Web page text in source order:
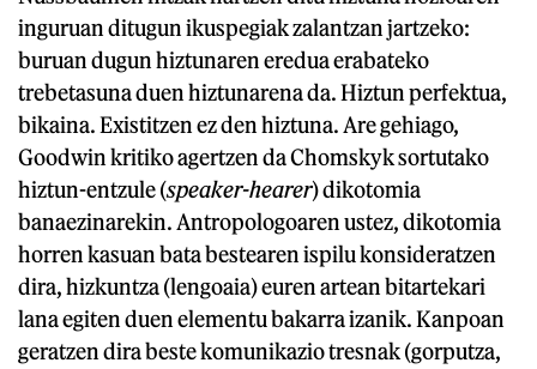
inguruan ditugun ikuspegiak zalantzan jartzeko:
buruan dugun hiztunaren eredua erabateko
trebetasuna duen hiztunarena da. Hiztun perfektua,
bikaina. Existitzen ez den hiztuna. Are gehiago,
Goodwin kritiko agertzen da Chomskyk sortutako
hiztun-entzule (speaker-hearer) dikotomia
banaezinarekin. Antropologoaren ustez, dikotomia
horren kasuan bata bestearen ispilu konsideratzen
dira, hizkuntza (lengoaia) euren artean bitartekari
lana egiten duen elementu bakarra izanik. Kanpoan
geratzen dira beste komunikazio tresnak (gorputza,